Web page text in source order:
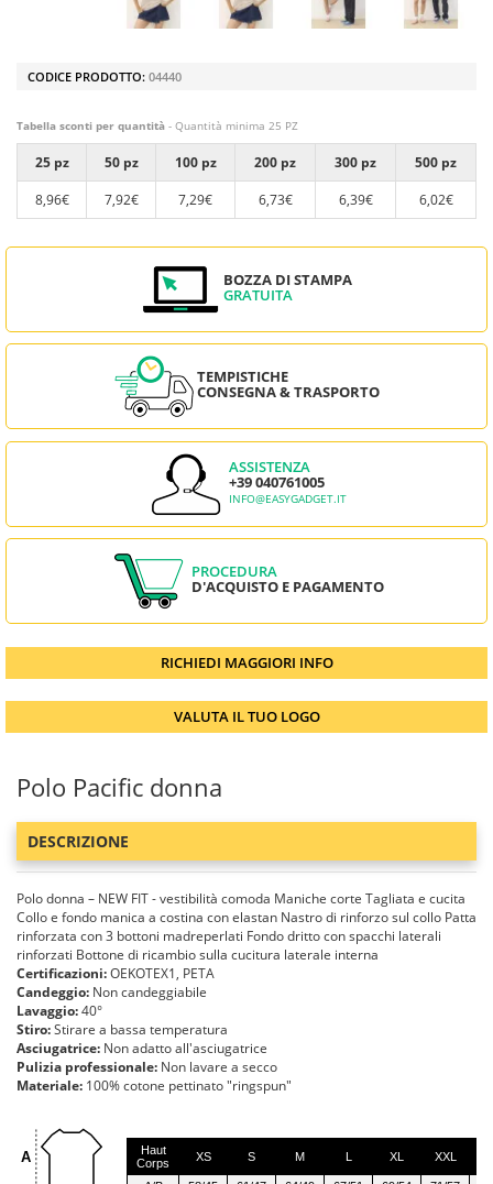
CODICE PRODOTTO: 04440
Tabella sconti per quantità - Quantità minima 25 PZ
25 pz 50 pz 100 pz 200 pz 300 pz
500 pz
8,96€
7,92€ 7,29€ 6,73€ 6,39€ 6,02€
BOZZA DI STAMPA
GRATUITA
TEMPISTICHE
CONSEGNA & TRASPORTO
ASSISTENZA
+39 040761005
INFO@EASYGADGET.IT
PROCEDURA
D'ACQUISTO E PAGAMENTO
RICHIEDI MAGGIORI INFO
VALUTA IL TUO LOGO
Polo Pacific donna
DESCRIZIONE
Polo donna – NEW FIT - vestibilità comoda Maniche corte Tagliata e cucita
Collo e fondo manica a costina con elastan Nastro di rinforzo sul collo Patta
rinforzata con 3 bottoni madreperlati Fondo dritto con spacchi laterali
rinforzati Bottone di ricambio sulla cucitura laterale interna
Certificazioni:OEKOTEX1, PETA
Candeggio: Non candeggiabile
Lavaggio:40°
Stiro:Stirare a bassa temperatura
Asciugatrice: Non adatto all'asciugatrice
Pulizia professionale: Non lavare a secco
Materiale: 100% cotone pettinato "ringspun"
A
Haut
Corps
XS S M L XL XXL